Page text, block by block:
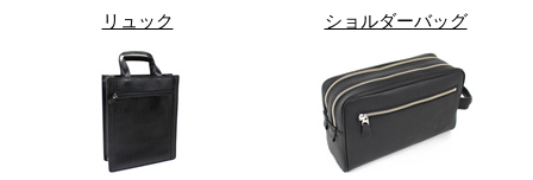
リュック ショルダーバッグ